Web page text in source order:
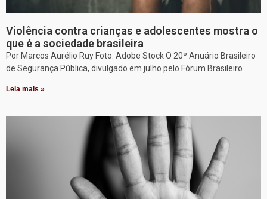
Violência contra crianças e adolescentes mostra o
que é a sociedade brasileira
Por Marcos Aurélio Ruy Foto: Adobe Stock O 20º Anuário Brasileiro
de Segurança Pública, divulgado em julho pelo Fórum Brasileiro
Leia mais »